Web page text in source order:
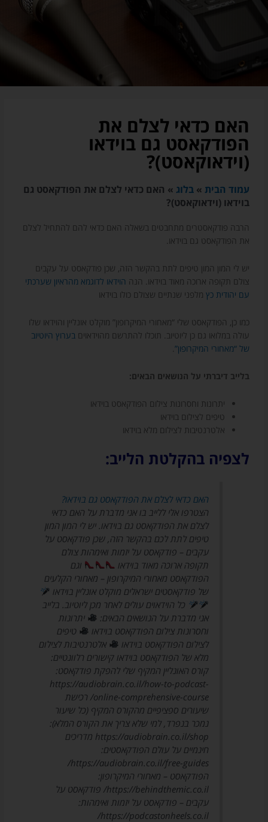
האם כדאי לצלם את
הפודקאסט גם בוידאו
(וידאוקאסט)?
עמוד הבית »בלוג » האם כדאי לצלם את הפודקאסט גם
בוידאו (וידאוקאסט)?
הרבה פודקאסטרים מתחבטים בשאלה האם כדאי להם להתחיל לצלם
את הפודקאסט גם בוידאו.
יש לי המון המון טיפים לתת בהקשר הזה, שכן פודקאסט על עקבים
צולם תקופה ארוכה מאוד בוידאו. הנה הוידאו לדוגמא מהראיון שערכתי
עם יהודית כץ מלפני שנתיים שצולם כולו בוידאו
כמו כן, הפודקאסט שלי “מאחורי המיקרופון” מוקלט אונליין והוידאו שלו
עולה במלואו גם כן ליוטיוב. תוכלו להתרשם מהוידאויםבערוץ היוטיוב
של “מאחורי המיקרופון”.
בלייב דיברתי על הנושאים הבאים:
יתרונות וחסרונות צילום הפודקאסט בוידאו
טיפים לצילום בוידאו
אלטרנטיבות לצילום מלא בוידאו
לצפיה בהקלטת הלייב:
האם כדאי לצלם את הפודקאסט גם בוידאו?
הצטרפו אלי ללייב בו אני מדברת על האם כדאי
לצלם את הפודקאסט גם בוידאו. יש לי המון המון
טיפים לתת לכם בהקשר הזה, שכן פודקאסט על
עקבים – פודקאסט על יזמות ואימהות צולם
תקופה ארוכה מאוד בוידאו
וגם
הפודקאסט מאחורי המיקרופון – מאחורי הקלעים
של פודקאסטים ישראלים מוקלט אונליין בוידאו
כל הוידאוים עולים לאחר מכן ליוטיוב. בלייב
אני מדברת על הנושאים הבאים:
יתרונות
וחסרונות צילום הפודקאסט בוידאו
טיפים
לצילום הפודקאסט בוידאו
אלטרנטיבות לצילום
מלא של הפודקאסט בוידאו קישורים רלוונטיים:
קורס האונליין המקיף שלי להפקת פודקאסט:
https://audiobrain.co.il/how-to-podcast-
online-comprehensive-course/ רכישת
שיעורים ספציפיים מהקורס המקיף (כל שיעור
נמכר בנפרד, למי שלא צריך את הקורס המלא):
https://audiobrain.co.il/shop מדריכים
חינמיים על עולם הפודקאסטים:
https://audiobrain.co.il/free-guides/
הפודקאסט – מאחורי המיקרופון:
https://behindthemic.co.il/ פודקאסט על
עקבים – פודקאסט על יזמות ואימהות:
https://podcastonheels.co.il/